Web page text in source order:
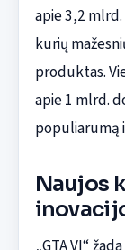
apie 3,2
kurių
produktas.
apie 1 mlrd.
populiarumą
Naujos